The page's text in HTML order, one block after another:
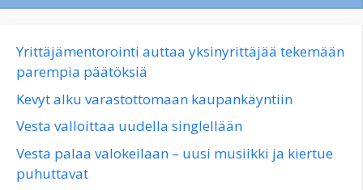
Yrittäjämentorointi auttaa yksinyrittäjää tekemään
parempia päätöksiä
Kevyt alku varastottomaan kaupankäyntiin
Vesta valloittaa uudella singlellään
Vesta palaa valokeilaan – uusi musiikki ja kiertue
puhuttavat